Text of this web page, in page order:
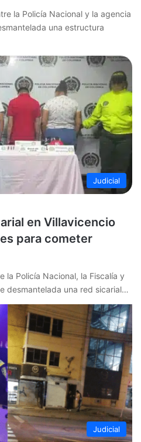
la Policía Nacional y la agencia
una estructura
Judicial
en Villavicencio
para cometer
la Policía Nacional, la Fiscalía y
desmantelada una red sicarial…
Judicial